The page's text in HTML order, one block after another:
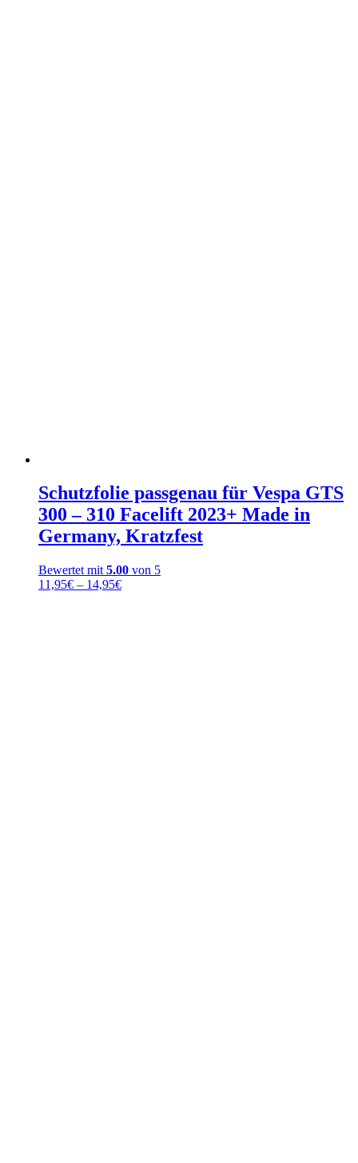
Schutzfolie passgenau für Vespa GTS
300 – 310 Facelift 2023+ Made in
Germany, Kratzfest
Bewertet mit 5.00 von 5
11,95€ – 14,95€Preisspanne: